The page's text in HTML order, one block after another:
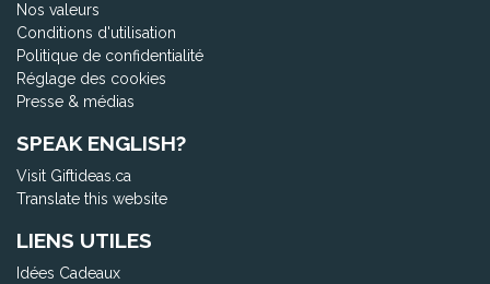
Nos valeurs
Conditions d'utilisation
Politique de confidentialité
Réglage des cookies
Presse & médias
SPEAK ENGLISH?
Visit Giftideas.ca
Translate this website
LIENS UTILES
Idées Cadeaux